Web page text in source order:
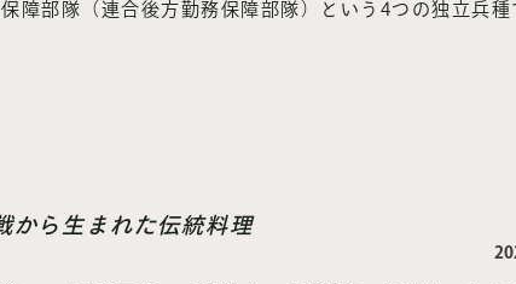
障部隊（連合後方勤務保障部隊）という4つの独立兵種
から生まれた伝統料理